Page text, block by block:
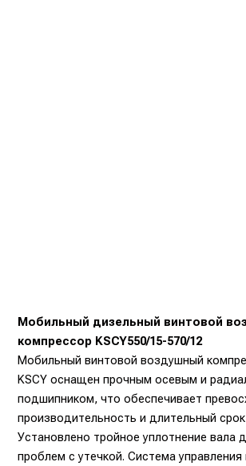
Мобильный дизельный винтовой
компрессор KSCY550/15-570/12
Мобильный винтовой воздушный
KSCY оснащен прочным осевым и
подшипником, что обеспечивает
производительность и длительный
Установлено тройное уплотнение вала
проблем с утечкой. Система